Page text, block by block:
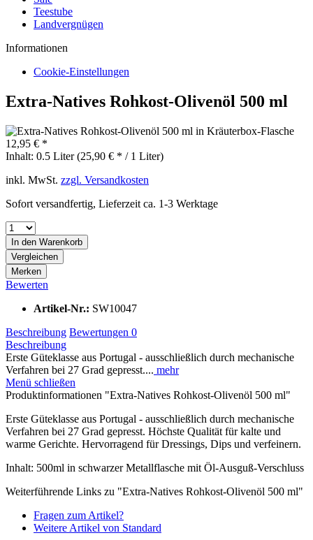
Teestube
Landvergnügen
Informationen
Cookie-Einstellungen
Extra-Natives Rohkost-Olivenöl 500 ml
12,95 € *
Inhalt: 0.5 Liter (25,90 € * / 1 Liter)
inkl. MwSt. zzgl. Versandkosten
Sofort versandfertig, Lieferzeit ca. 1-3 Werktage
In den Warenkorb
Vergleichen
Merken
Bewerten
Artikel-Nr.: SW10047
Beschreibung Bewertungen 0
Beschreibung
Erste Güteklasse aus Portugal - ausschließlich durch mechanische
Verfahren bei 27 Grad gepresst.... mehr
Menü schließen
Produktinformationen "Extra-Natives Rohkost-Olivenöl 500 ml"
Erste Güteklasse aus Portugal - ausschließlich durch mechanische
Verfahren bei 27 Grad gepresst. Höchste Qualität für kalte und
warme Gerichte. Hervorragend für Dressings, Dips und verfeinern.
Inhalt: 500ml in schwarzer Metallflasche mit Öl-Ausguß-Verschluss
Weiterführende Links zu "Extra-Natives Rohkost-Olivenöl 500 ml"
Fragen zum Artikel?
Weitere Artikel von Standard